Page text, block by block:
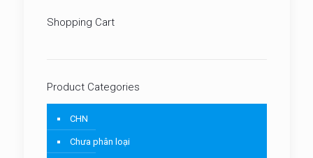
Shopping Cart
Product Categories
CHN
Chưa phân loại